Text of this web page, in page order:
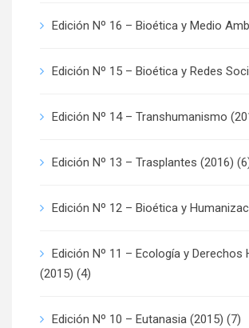
Edición Nº 16 – Bioética y Medio
Edición Nº 15 – Bioética y Redes
Edición Nº 14 – Transhumanismo
Edición Nº 13 – Trasplantes (2016)
Edición Nº 12 – Bioética y
Edición Nº 11 – Ecología y Derechos
(2015) (4)
Edición Nº 10 – Eutanasia (2015) (7)